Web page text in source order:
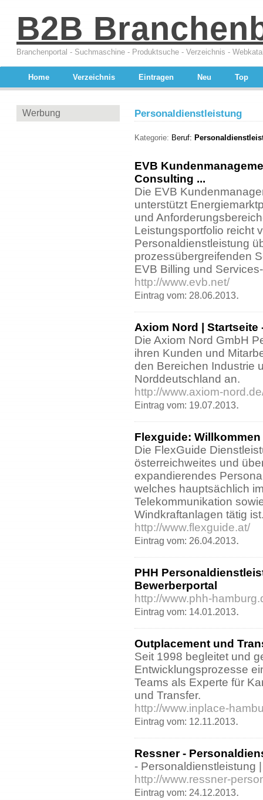
B2B
Branchenportal - Suchmaschine - Produktsuche - Verzeichnis -
Home Verzeichnis Eintragen Neu Top
Werbung Personaldienstleistung
Kategorie: Beruf:
EVB
Consulting ...
Die EVB
unterstützt
und
Leistungsportfolio reicht
Personaldienstleistung
prozessübergreifenden
EVB Billing und
http://www.evb.net/
Eintrag vom: 28.06.2013.
Axiom Nord | Startseite
Die Axiom Nord GmbH
ihren Kunden und
den Bereichen Industrie
Norddeutschland an.
http://www.axiom-
Eintrag vom: 19.07.2013.
Flexguide: Willkommen
Die FlexGuide
österreichweites und
expandierendes
welches hauptsächlich
Telekommunikation
Windkraftanlagen tätig
http://www.flexguide.at/
Eintrag vom: 26.04.2013.
PHH
Bewerberportal
http://www.phh-
Eintrag vom: 14.01.2013.
Outplacement und
Seit 1998 begleitet und
Entwicklungsprozesse
Teams als Experte für
und Transfer.
http://www.inplace-
Eintrag vom: 12.11.2013.
Ressner -
-
http://www.ressner-
Eintrag vom: 24.12.2013.